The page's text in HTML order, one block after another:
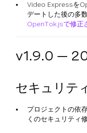
Video Expressを
デートした後の多
OpenTok.jsで修正
v1.9.0 —
セキュリテ
プロジェクトの依
くのセキュリティ修